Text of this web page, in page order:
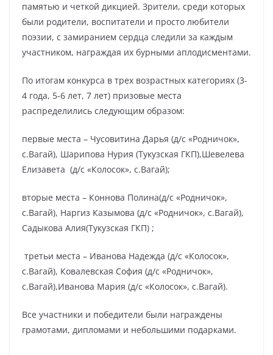
памятью и четкой дикцией. Зрители, среди которых
были родители, воспитатели и просто любители
поэзии, с замиранием сердца следили за каждым
участником, награждая их бурными аплодисментами.
По итогам конкурса в трех возрастных категориях (3-
4 года, 5-6 лет, 7 лет) призовые места
распределились следующим образом:
первые места – Чусовитина Дарья (д/с «Родничок»,
с.Вагай), Шарипова Нурия (Тукузская ГКП),Шевелева
Елизавета (д/с «Колосок», с.Вагай);
вторые места – Коннова Полина(д/с «Родничок»,
с.Вагай), Наргиз Казымова (д/с «Родничок», с.Вагай),
Садыкова Алия(Тукузская ГКП) ;
третьи места – Иванова Надежда (д/с «Колосок»,
с.Вагай), Ковалевская София (д/с «Родничок»,
с.Вагай),Иванова Мария (д/с «Колосок», с.Вагай).
Все участники и победители были награждены
грамотами, дипломами и небольшими подарками.